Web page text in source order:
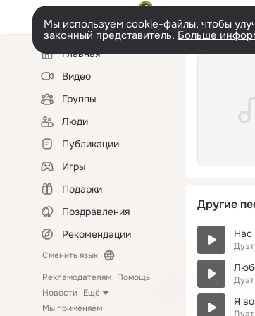
Мы используем cookie-файлы, чтобы
законный представитель. Больше
Левая
колонкаГлавная
Видео
Группы
Люди
Публикации
Игры
Подарки
Поздравления
Рекомендации
Сменить язык
Рекламодателям Помощь
Новости Ещё
Мы применяем
Другие
Нас
Я